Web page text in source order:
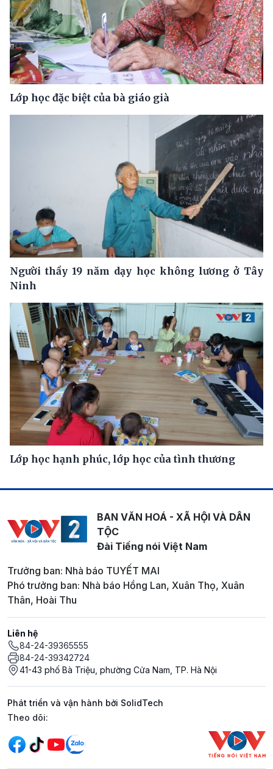
Lớp học đặc biệt của bà giáo già
Người thầy 19 năm dạy học không lương ở Tây
Ninh
Lớp học hạnh phúc, lớp học của tình thương
BAN VĂN HOÁ - XÃ HỘI VÀ DÂN
TỘC
Đài Tiếng nói Việt Nam
Trưởng ban: Nhà báo TUYẾT MAI
Phó trưởng ban: Nhà báo Hồng Lan, Xuân Thọ, Xuân
Thân, Hoài Thu
Liên hệ
84-24-39365555
84-24-39342724
41-43 phố Bà Triệu, phường Cửa Nam, TP. Hà Nội
Phát triển và vận hành bởi SolidTech
Mạng xã hội
Theo dõi: